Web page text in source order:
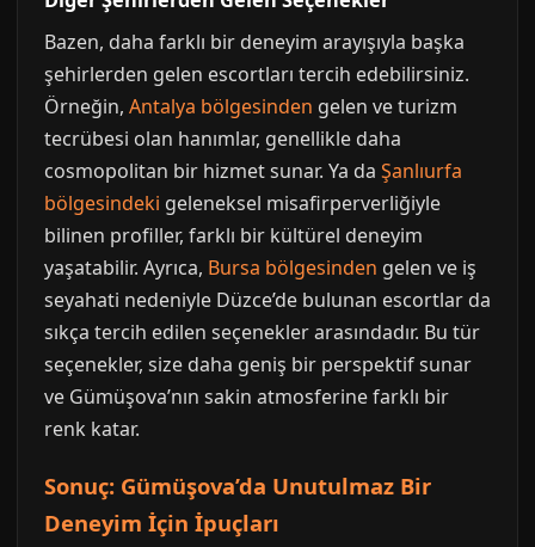
Bazen, daha farklı bir deneyim arayışıyla başka
şehirlerden gelen escortları tercih edebilirsiniz.
Örneğin, Antalya bölgesinden gelen ve turizm
tecrübesi olan hanımlar, genellikle daha
cosmopolitan bir hizmet sunar. Ya da Şanlıurfa
bölgesindeki geleneksel misafirperverliğiyle
bilinen profiller, farklı bir kültürel deneyim
yaşatabilir. Ayrıca, Bursa bölgesinden gelen ve iş
seyahati nedeniyle Düzce’de bulunan escortlar da
sıkça tercih edilen seçenekler arasındadır. Bu tür
seçenekler, size daha geniş bir perspektif sunar
ve Gümüşova’nın sakin atmosferine farklı bir
renk katar.
Sonuç: Gümüşova’da Unutulmaz Bir
Deneyim İçin İpuçları